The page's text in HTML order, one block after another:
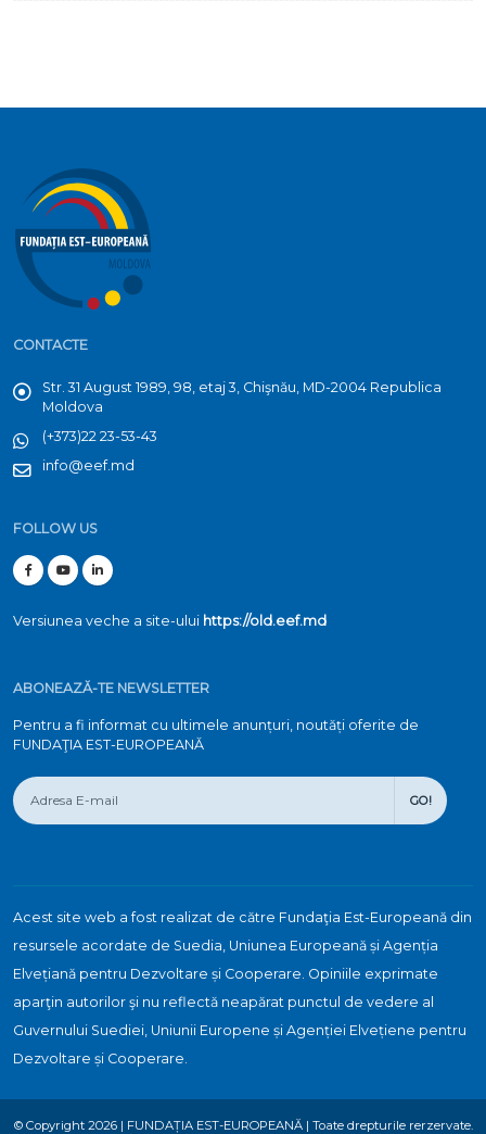
CONTACTE
Str. 31 August 1989, 98, etaj 3, Chişnău, MD-2004 Republica
Moldova
(+373)22 23-53-43
info@eef.md
FOLLOW US
Versiunea veche a site-ului https://old.eef.md
ABONEAZĂ-TE NEWSLETTER
Pentru a fi informat cu ultimele anunțuri, noutăți oferite de
FUNDAŢIA EST-EUROPEANĂ
GO!
Acest site web a fost realizat de către Fundaţia Est-Europeană din
resursele acordate de Suedia, Uniunea Europeană și Agenția
Elvețiană pentru Dezvoltare și Cooperare. Opiniile exprimate
aparţin autorilor şi nu reflectă neapărat punctul de vedere al
Guvernului Suediei, Uniunii Europene și Agenției Elvețiene pentru
Dezvoltare și Cooperare.
© Copyright 2026 | FUNDAȚIA EST-EUROPEANĂ | Toate drepturile rerzervate.